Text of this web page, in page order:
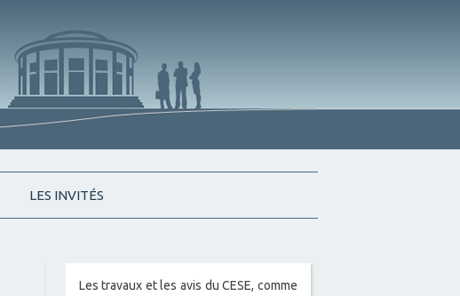
LES INVITÉS
Les travaux et les avis du CESE, comme